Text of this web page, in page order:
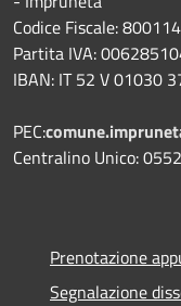
Codice Fiscale:
Partita IVA:
IBAN: IT 52 V 01030
PEC:
Centralino Unico:
Prenotazione
Segnalazione